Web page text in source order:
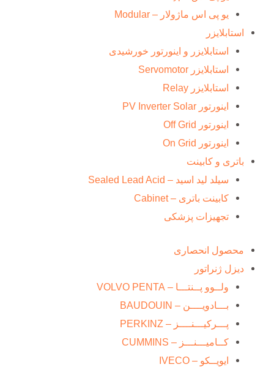
یو پی اس ماژولار – Modular
استابلایزر
استابلایزر و اینورتور خورشیدی
استابلایزر Servomotor
استابلایزر Relay
اینورتور PV Inverter Solar
اینورتور Off Grid
اینورتور On Grid
باتری و کابینت
سیلد لید اسید – Sealed Lead Acid
کابینت باتری – Cabinet
تجهیزات پزشکی
محصول انحصاری
دیزل ژنراتور
ولــوو پــنتـــا – VOLVO PENTA
بـــادویــــن – BAUDOUIN
پـــرکیـــنــــز – PERKINZ
کــامیـــنـــز – CUMMINS
ایویــکو – IVECO